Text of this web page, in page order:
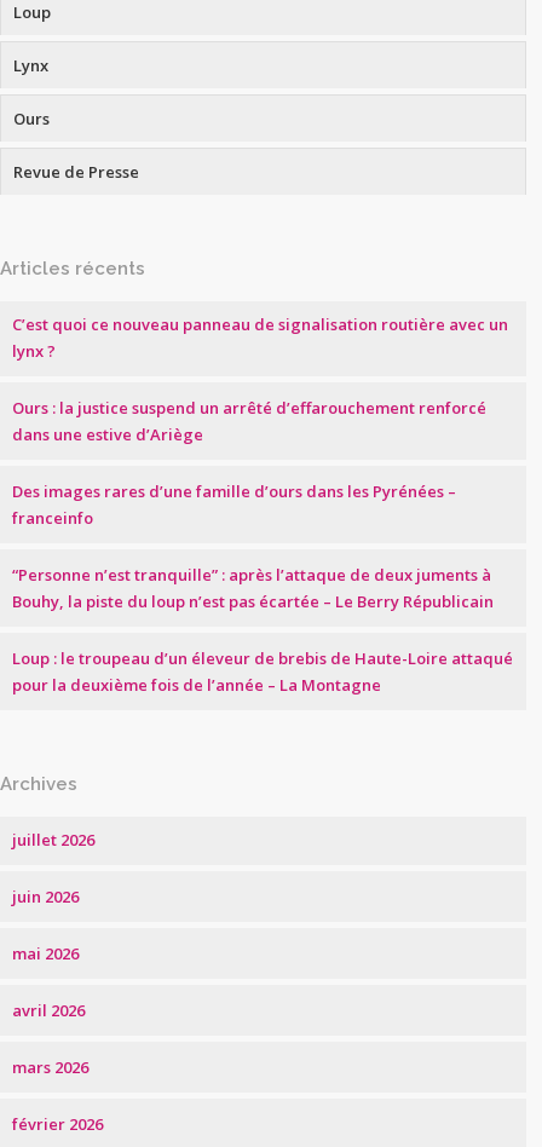
Loup
Lynx
Ours
Revue de Presse
Articles récents
C’est quoi ce nouveau panneau de signalisation routière avec un
lynx ?
Ours : la justice suspend un arrêté d’effarouchement renforcé
dans une estive d’Ariège
Des images rares d’une famille d’ours dans les Pyrénées –
franceinfo
“Personne n’est tranquille” : après l’attaque de deux juments à
Bouhy, la piste du loup n’est pas écartée – Le Berry Républicain
Loup : le troupeau d’un éleveur de brebis de Haute-Loire attaqué
pour la deuxième fois de l’année – La Montagne
Archives
juillet 2026
juin 2026
mai 2026
avril 2026
mars 2026
février 2026